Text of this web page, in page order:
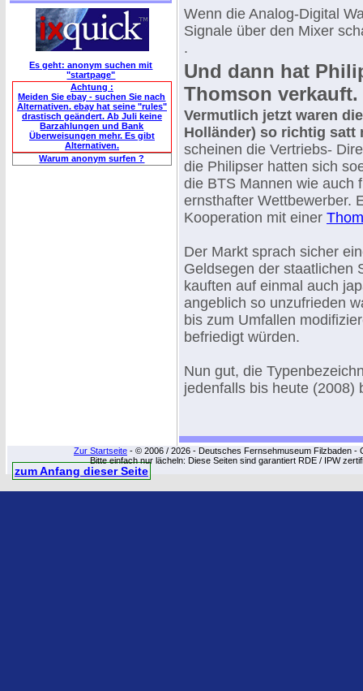
Es geht: anonym suchen mit
"startpage"
Achtung :
Meiden Sie ebay - suchen Sie nach
Alternativen. ebay hat seine "rules"
drastisch geändert. Ab Juli keine
Barzahlungen und Bank
Überweisungen mehr. Es gibt
Alternativen.
Warum anonym surfen ?
Wenn die Analog-Digital
Signale über den Mixer
.
Und dann hat
Thomson verkauft.
Vermutlich jetzt waren
Holländer) so richtig satt
scheinen die Vertriebs-
die Philipser hatten sich
die BTS Mannen wie auch
ernsthafter Wettbewerber.
Kooperation mit einer
Der Markt sprach sicher
Geldsegen der staatlichen
kauften auf einmal auch
angeblich so unzufrieden
bis zum Umfallen
befriedigt würden.
Nun gut, die
jedenfalls bis heute (2008)
Zur Startseite - © 2006 / 2026 - Deutsches Fernsehmuseum Filzbaden -
Bitte einfach nur lächeln: Diese Seiten sind garantiert RDE / IPW
zum Anfang dieser Seite